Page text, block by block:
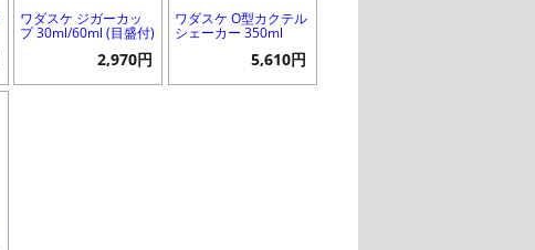
ワダスケ ジガーカッ
プ 30ml/60ml (目盛付)
2,970円
ワダスケ O型カクテル
シェーカー 350ml
5,610円